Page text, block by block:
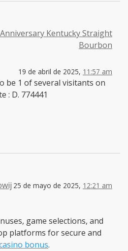
Kentucky Straight
Bourbon
19 de abril de 2025, 11:57 am
be 1 of several visitants on
: D. 774441
25 de mayo de 2025, 12:21 am
game selections, and
platforms for secure and
bonus.